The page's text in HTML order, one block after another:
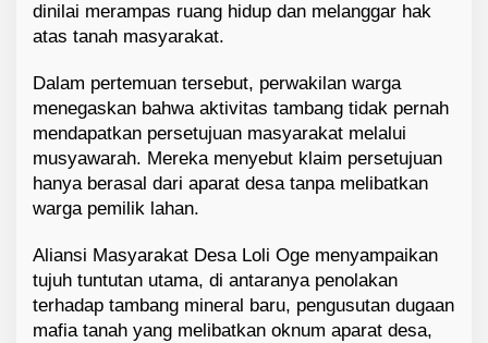
dinilai merampas ruang hidup dan melanggar hak
atas tanah masyarakat.
Dalam pertemuan tersebut, perwakilan warga
menegaskan bahwa aktivitas tambang tidak pernah
mendapatkan persetujuan masyarakat melalui
musyawarah. Mereka menyebut klaim persetujuan
hanya berasal dari aparat desa tanpa melibatkan
warga pemilik lahan.
Aliansi Masyarakat Desa Loli Oge menyampaikan
tujuh tuntutan utama, di antaranya penolakan
terhadap tambang mineral baru, pengusutan dugaan
mafia tanah yang melibatkan oknum aparat desa,